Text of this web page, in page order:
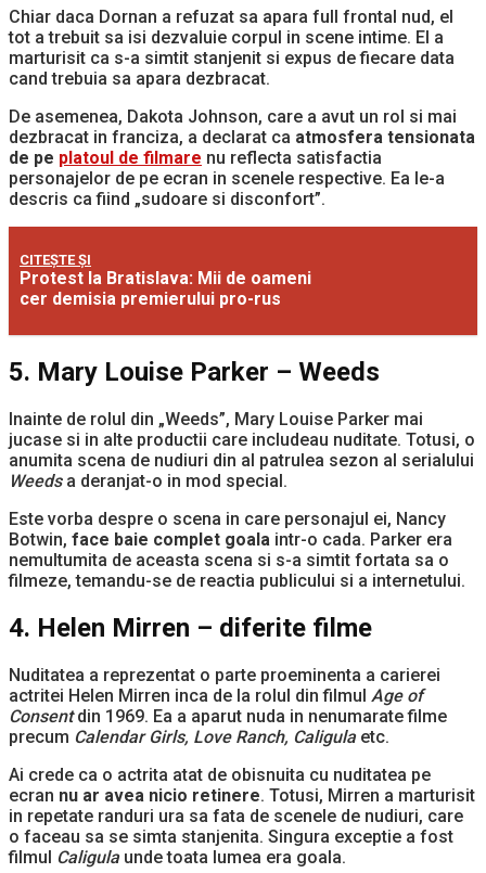
Chiar daca Dornan a refuzat sa apara full frontal nud, el
tot a trebuit sa isi dezvaluie corpul in scene intime. El a
marturisit ca s-a simtit stanjenit si expus de fiecare data
cand trebuia sa apara dezbracat.
De asemenea, Dakota Johnson, care a avut un rol si mai
dezbracat in franciza, a declarat ca atmosfera tensionata
de pe platoul de filmare nu reflecta satisfactia
personajelor de pe ecran in scenele respective. Ea le-a
descris ca fiind „sudoare si disconfort”.
CITEȘTE ȘI
Protest la Bratislava: Mii de oameni
cer demisia premierului pro-rus
5. Mary Louise Parker – Weeds
Inainte de rolul din „Weeds”, Mary Louise Parker mai
jucase si in alte productii care includeau nuditate. Totusi, o
anumita scena de nudiuri din al patrulea sezon al serialului
Weedsa deranjat-o in mod special.
Este vorba despre o scena in care personajul ei, Nancy
Botwin, face baie complet goala intr-o cada. Parker era
nemultumita de aceasta scena si s-a simtit fortata sa o
filmeze, temandu-se de reactia publicului si a internetului.
4. Helen Mirren – diferite filme
Nuditatea a reprezentat o parte proeminenta a carierei
actritei Helen Mirren inca de la rolul din filmul Age of
Consentdin 1969. Ea a aparut nuda in nenumarate filme
precum Calendar Girls, Love Ranch, Caligulaetc.
Ai crede ca o actrita atat de obisnuita cu nuditatea pe
ecran nu ar avea nicio retinere. Totusi, Mirren a marturisit
in repetate randuri ura sa fata de scenele de nudiuri, care
o faceau sa se simta stanjenita. Singura exceptie a fost
filmul Caligulaunde toata lumea era goala.